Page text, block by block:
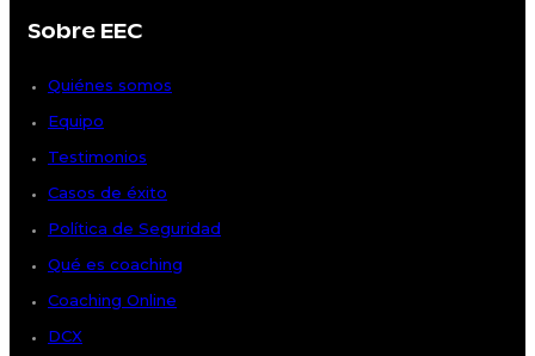
Sobre EEC
Quiénes somos
Equipo
Testimonios
Casos de éxito
Política de Seguridad
Qué es coaching
Coaching Online
DCX